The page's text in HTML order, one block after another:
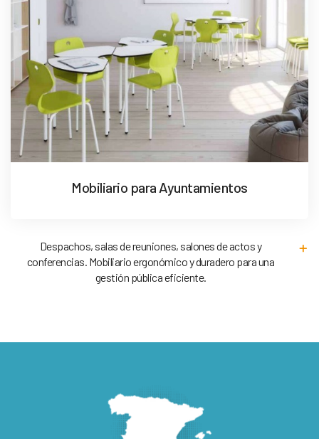
Mobiliario para Ayuntamientos
Despachos, salas de reuniones, salones de actos y
conferencias. Mobiliario ergonómico y duradero para una
gestión pública eficiente.